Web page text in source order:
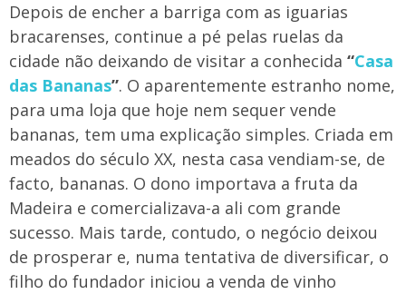
Depois de encher a barriga com as iguarias
bracarenses, continue a pé pelas ruelas da
cidade não deixando de visitar a conhecida “Casa
das Bananas”. O aparentemente estranho nome,
para uma loja que hoje nem sequer vende
bananas, tem uma explicação simples. Criada em
meados do século XX, nesta casa vendiam-se, de
facto, bananas. O dono importava a fruta da
Madeira e comercializava-a ali com grande
sucesso. Mais tarde, contudo, o negócio deixou
de prosperar e, numa tentativa de diversificar, o
filho do fundador iniciou a venda de vinho